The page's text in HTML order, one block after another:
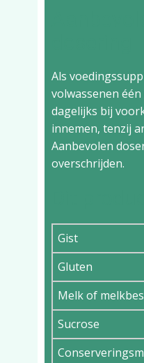
Als
volwassenen
dagelijks bij
innemen, tenzij
Aanbevolen
overschrijden.
Gist
Gluten
Melk of
Sucrose